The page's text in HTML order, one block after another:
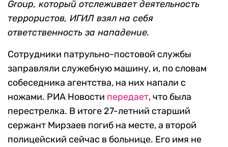
Group, который отслеживает деятельность
террористов, ИГИЛ взял на себя
ответственность за нападение.
Сотрудники патрульно-постовой службы
заправляли служебную машину, и, по словам
собеседника агентства, на них напали с
ножами. РИА Новости передает, что была
перестрелка. В итоге 27-летний старший
сержант Мирзаев погиб на месте, а второй
полицейский сейчас в больнице. Его имя не